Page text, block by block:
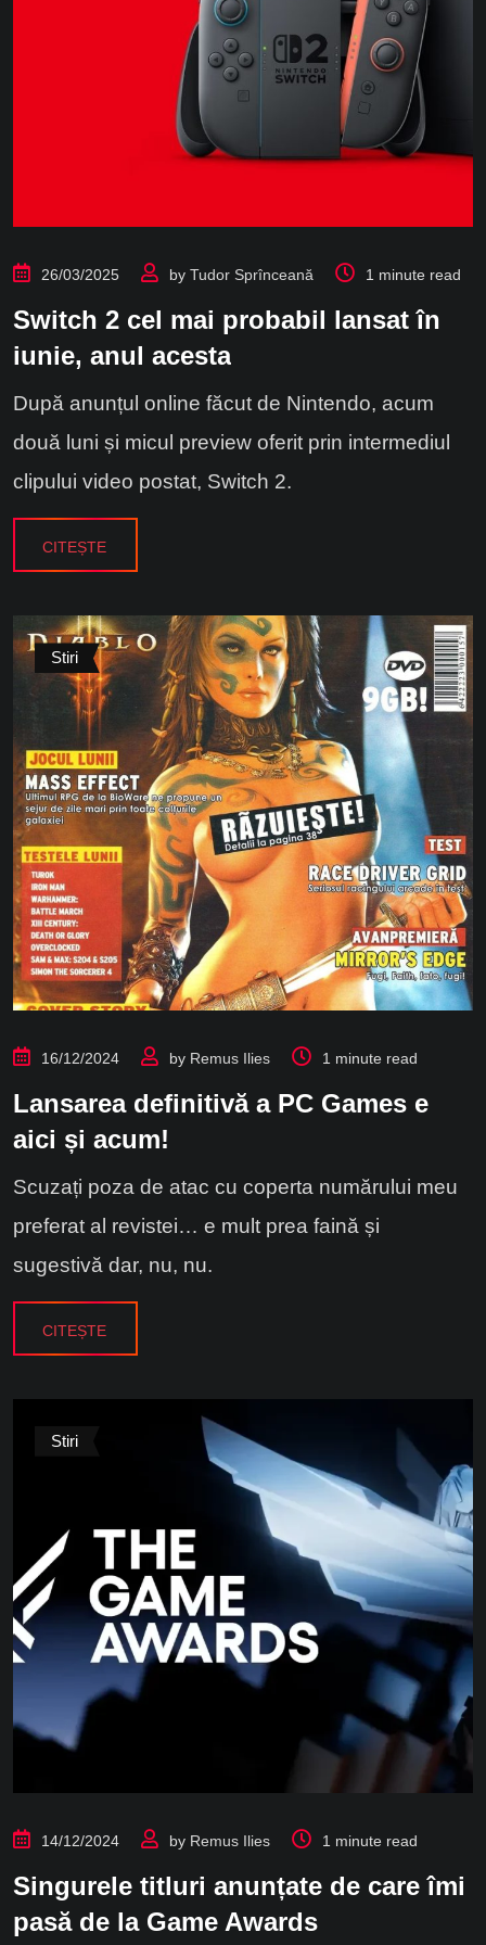
26/03/2025 by Tudor Sprînceană 1 minute read
Switch 2 cel mai probabil lansat în
iunie, anul acesta
După anunțul online făcut de Nintendo, acum
două luni și micul preview oferit prin intermediul
clipului video postat, Switch 2.
CITEȘTE
Stiri
16/12/2024 by Remus Ilies 1 minute read
Lansarea definitivă a PC Games e
aici și acum!
Scuzați poza de atac cu coperta numărului meu
preferat al revistei… e mult prea faină și
sugestivă dar, nu, nu.
CITEȘTE
Stiri
14/12/2024 by Remus Ilies 1 minute read
Singurele titluri anunțate de care îmi
pasă de la Game Awards